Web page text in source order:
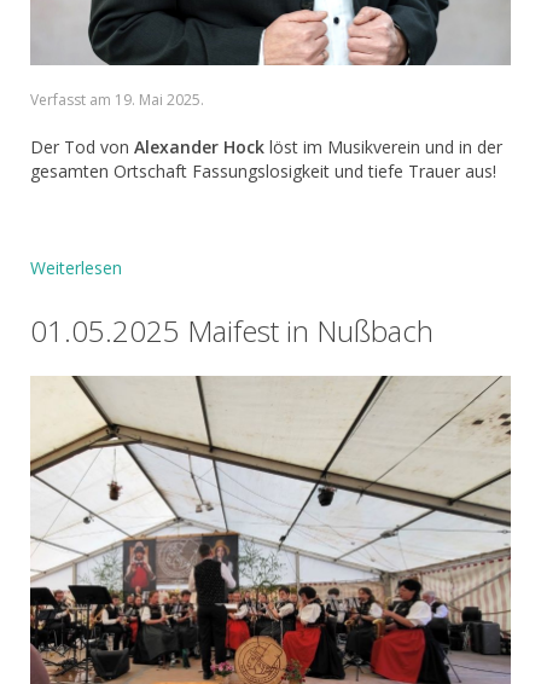
Verfasst am 19. Mai 2025.
Der Tod von Alexander Hock löst im Musikverein und in der
gesamten Ortschaft Fassungslosigkeit und tiefe Trauer aus!
Weiterlesen
01.05.2025 Maifest in Nußbach